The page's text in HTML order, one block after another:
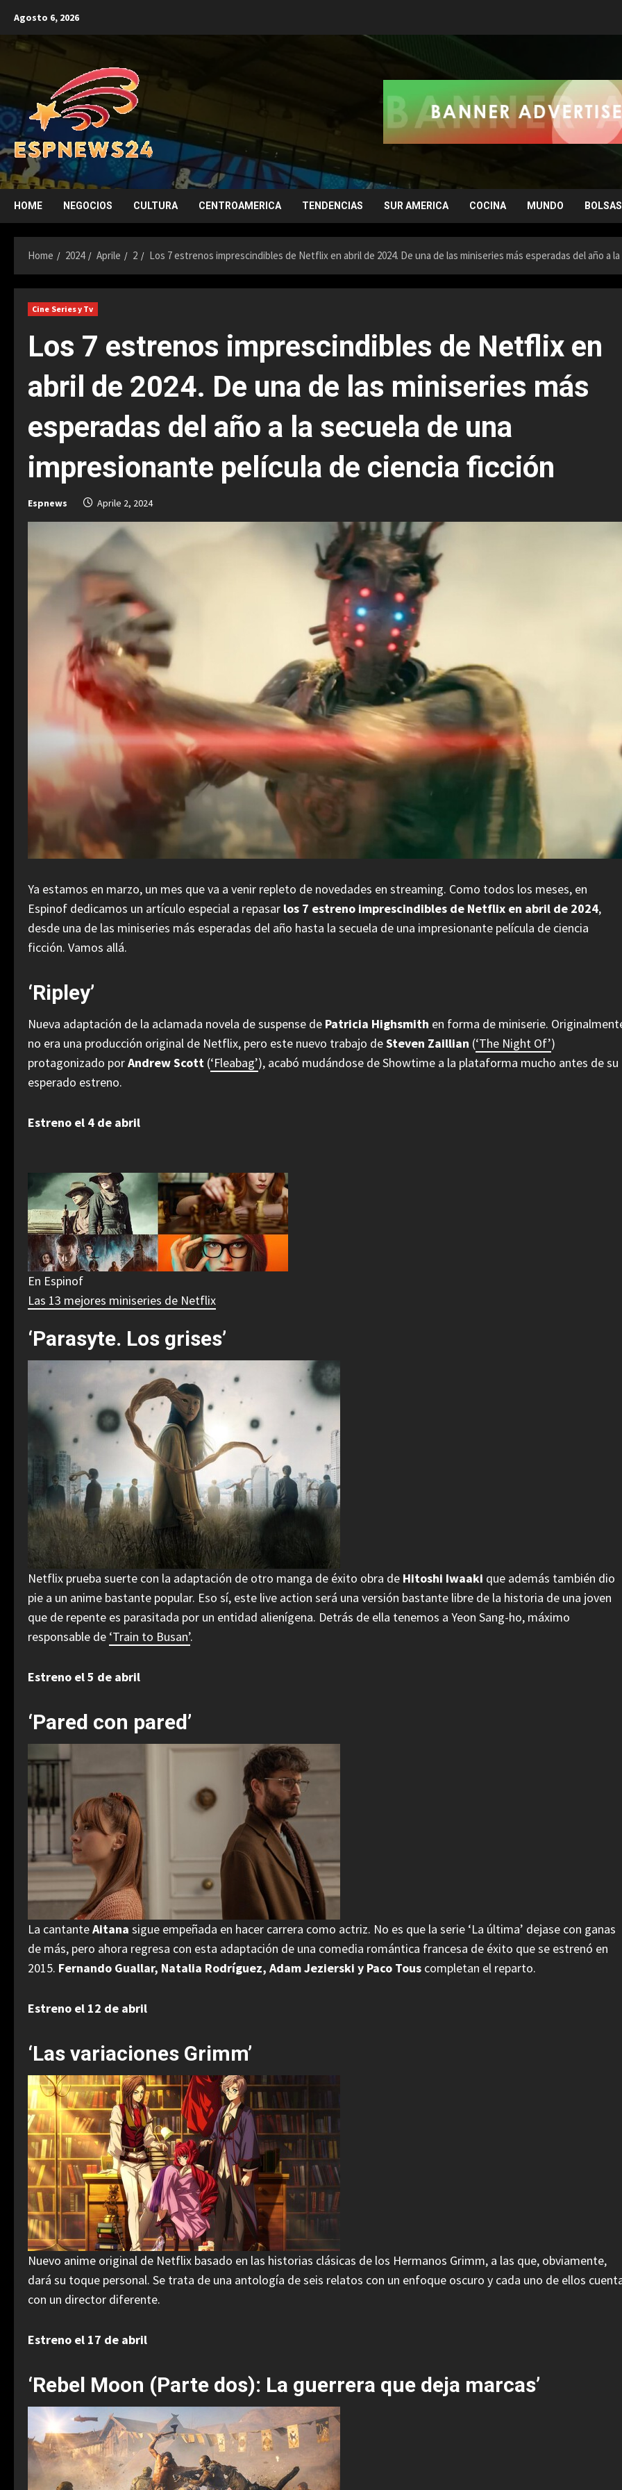
content
Agosto 6, 2026
HOME NEGOCIOS CULTURA CENTROAMERICA TENDENCIAS SUR AMERICA COCINA MUNDO
Home 2024 Aprile 2 Los 7 estrenos imprescindibles de Netflix en abril de 2024. De una de las miniseries más esperadas del año a
Cine Series y Tv
Los 7 estrenos imprescindibles de Netflix en
abril de 2024. De una de las miniseries más
esperadas del año a la secuela de una
impresionante película de ciencia ficción
Espnews Aprile 2, 2024
Ya estamos en marzo, un mes que va a venir repleto de novedades en streaming. Como todos los meses, en
Espinof dedicamos un artículo especial a repasar los 7 estreno imprescindibles de Netflix en abril de 2024,
desde una de las miniseries más esperadas del año hasta la secuela de una impresionante película de ciencia
ficción. Vamos allá.
‘Ripley’
Nueva adaptación de la aclamada novela de suspense de Patricia Highsmith en forma de miniserie.
no era una producción original de Netflix, pero este nuevo trabajo deSteven Zaillian (‘The Night Of’)
protagonizado porAndrew Scott (‘Fleabag’), acabó mudándose de Showtime a la plataforma mucho antes de su
esperado estreno.
Estreno el 4 de abril
En Espinof
Las 13 mejores miniseries de Netflix
‘Parasyte. Los grises’
Netflix prueba suerte con la adaptación de otro manga de éxito obra de Hitoshi Iwaaki que además también dio
pie a un anime bastante popular. Eso sí, este live action será una versión bastante libre de la historia de una joven
que de repente es parasitada por un entidad alienígena. Detrás de ella tenemos a Yeon Sang-ho, máximo
responsable de ‘Train to Busan’.
Estreno el 5 de abril
‘Pared con pared’
La cantanteAitana sigue empeñada en hacer carrera como actriz. No es que la serie ‘La última’ dejase con ganas
de más, pero ahora regresa con esta adaptación de una comedia romántica francesa de éxito que se estrenó en
2015. Fernando Guallar, Natalia Rodríguez, Adam Jezierski y Paco Tous completan el reparto.
Estreno el 12 de abril
‘Las variaciones Grimm’
Nuevo anime original de Netflix basado en las historias clásicas de los Hermanos Grimm, a las que, obviamente,
dará su toque personal. Se trata de una antología de seis relatos con un enfoque oscuro y cada uno de ellos
con un director diferente.
Estreno el 17 de abril
‘Rebel Moon (Parte dos): La guerrera que deja marcas’